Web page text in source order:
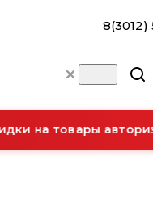
8(3012)
на товары